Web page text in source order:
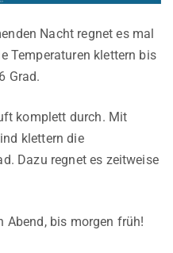
Nacht regnet es mal
Temperaturen klettern bis
Grad.
komplett durch. Mit
klettern die
Dazu regnet es zeitweise
Abend, bis morgen früh!